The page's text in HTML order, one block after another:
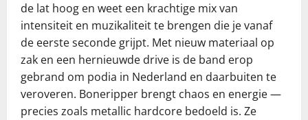
de lat hoog en weet een krachtige mix van
intensiteit en muzikaliteit te brengen die je vanaf
de eerste seconde grijpt. Met nieuw materiaal op
zak en een hernieuwde drive is de band erop
gebrand om podia in Nederland en daarbuiten te
veroveren. Boneripper brengt chaos en energie —
precies zoals metallic hardcore bedoeld is. Ze